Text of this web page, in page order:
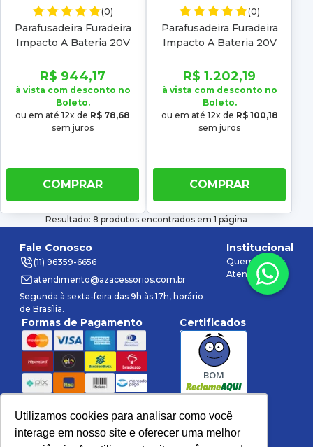
Utilizamos cookies para analisar como você
interage em nosso site e oferecer uma melhor
(0)
Parafusadeira Furadeira
Impacto A Bateria 20V
R$ 944,17
à vista com desconto no
Boleto.
ou em até 12x de R$ 78,68
sem juros
COMPRAR
(0)
Parafusadeira Furadeira
Impacto A Bateria 20V
R$ 1.202,19
à vista com desconto no
Boleto.
ou em até 12x de R$ 100,18
sem juros
COMPRAR
Resultado: 8 produtos encontrados em 1 página
Fale Conosco
(11) 96359-6656
atendimento@azacessorios.com.br
Segunda à sexta-feira das 9h às 17h, horário
de Brasília.
Institucional
Quem somos
Atendimento
Formas de Pagamento Certificados
BOM
Rede Social